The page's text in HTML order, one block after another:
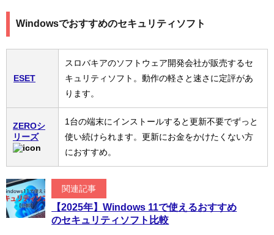
Windowsでおすすめのセキュリティソフト
ESET
スロバキアのソフトウェア開発会社が販売するセ
キュリティソフト。動作の軽さと速さに定評があ
ります。
ZEROシ
リーズ
1台の端末にインストールすると更新不要でずっと
使い続けられます。更新にお金をかけたくない方
におすすめ。
関連記事
【2025年】Windows 11で使えるおすすめ
のセキュリティソフト比較